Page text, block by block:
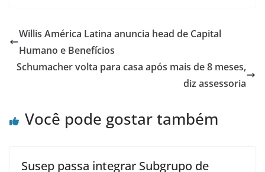
Willis América Latina anuncia head de Capital
Humano e Benefícios
Schumacher volta para casa após mais de 8 meses,
diz assessoria
Você pode gostar também
Susep passa integrar Subgrupo de